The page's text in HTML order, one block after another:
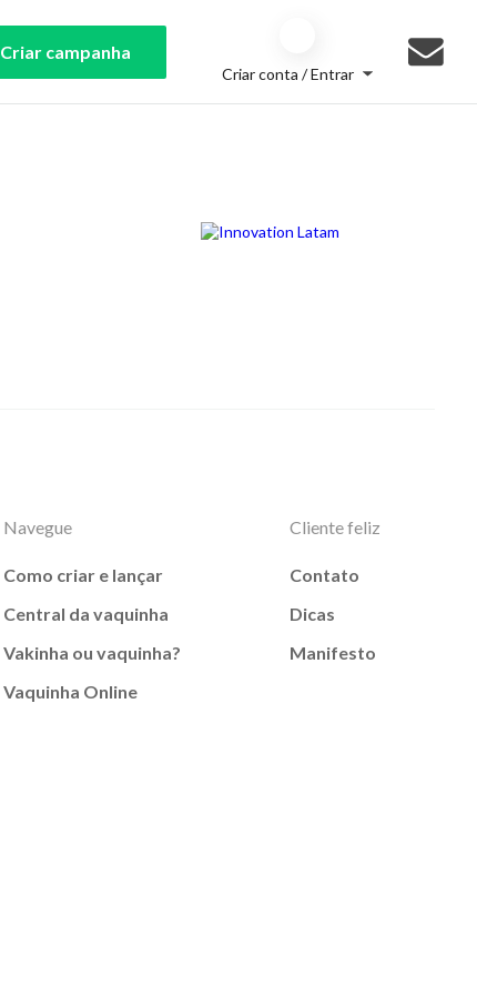
Criar campanha
Criar conta / Entrar
Navegue
Como criar e lançar
Central da vaquinha
Vakinha ou vaquinha?
Vaquinha Online
Cliente feliz
Contato
Dicas
Manifesto